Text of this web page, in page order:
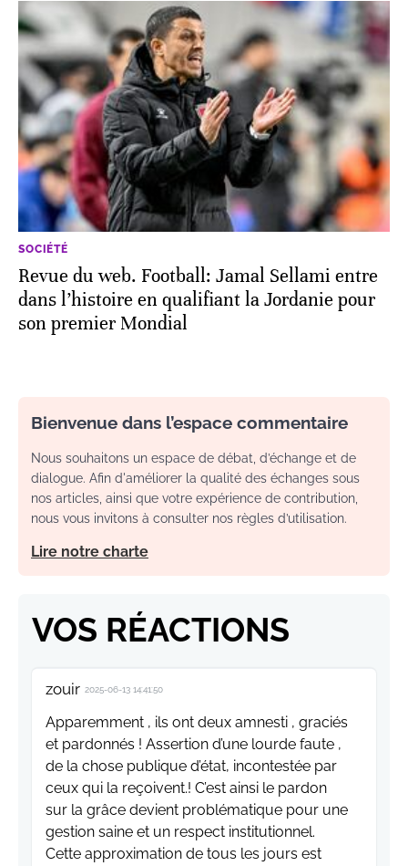
SOCIÉTÉ
Revue du web. Football: Jamal Sellami entre
dans l’histoire en qualifiant la Jordanie pour
son premier Mondial
Bienvenue dans l’espace commentaire
Nous souhaitons un espace de débat, d’échange et de
dialogue. Afin d'améliorer la qualité des échanges sous
nos articles, ainsi que votre expérience de contribution,
nous vous invitons à consulter nos règles d’utilisation.
Lire notre charte
VOS RÉACTIONS
zouir 2025-06-13 14:41:50
Apparemment , ils ont deux amnesti , graciés
et pardonnés ! Assertion d’une lourde faute ,
de la chose publique d’état, incontestée par
ceux qui la reçoivent.! C’est ainsi le pardon
sur la grâce devient problématique pour une
gestion saine et un respect institutionnel.
Cette approximation de tous les jours est